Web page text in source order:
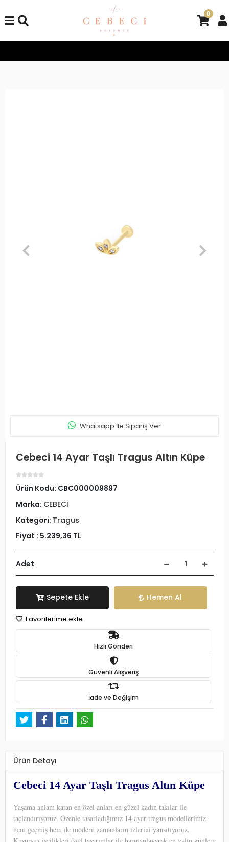
0
Whatsapp İle Sipariş Ver
Cebeci 14 Ayar Taşlı Tragus Altın Küpe
Ürün Kodu: CBC000009897
Marka: CEBECİ
Kategori: Tragus
Fiyat : 5.239,36 TL
Adet
Sepete Ekle Hemen Al
Favorilerime ekle
Hızlı Gönderi
Güvenli Alışveriş
İade ve Değişim
Ürün Detayı
Cebeci 14 Ayar Taşlı Tragus Altın Küpe
Yaşama anlam katan en özel anları en güzel kadın takılar ile
taçlandırıyoruz. Özenle tasarladığımız 14 ayar tragus modellerimiz
hem geçmiş hem de modern zamanların izlerini yansıtıyoruz.